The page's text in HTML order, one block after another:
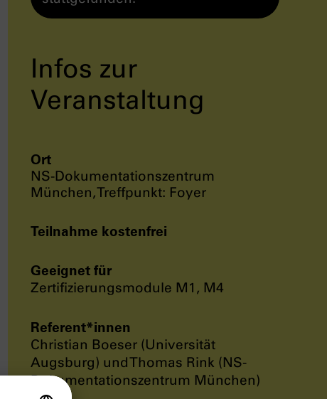
Infos zur
Veranstaltung
Ort
NS-Dokumentationszentrum
München, Treffpunkt: Foyer
Teilnahme kostenfrei
Geeignet für
Zertifizierungsmodule M1, M4
Referent*innen
Christian Boeser (Universität
Augsburg) und Thomas Rink (NS-
Dokumentationszentrum München)